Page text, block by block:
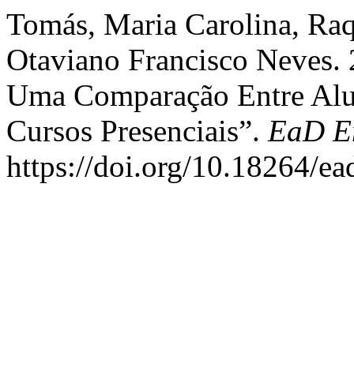
Tomás, Maria Carolina,
Otaviano Francisco Neves.
Uma Comparação Entre
Cursos Presenciais”. EaD
https://doi.org/10.18264/